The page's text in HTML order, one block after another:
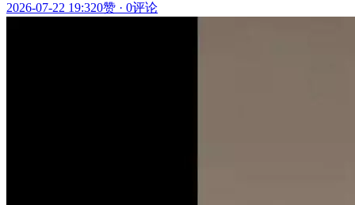
2026-07-22 19:320赞 · 0评论